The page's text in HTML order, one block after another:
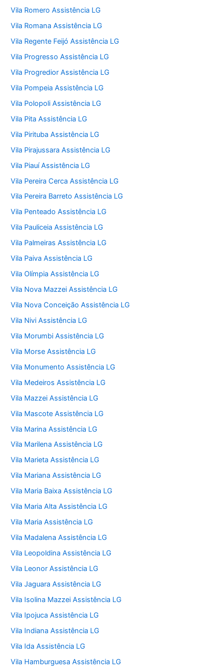
Vila Romero Assistência LG
Vila Romana Assistência LG
Vila Regente Feijó Assistência LG
Vila Progresso Assistência LG
Vila Progredior Assistência LG
Vila Pompeia Assistência LG
Vila Polopoli Assistência LG
Vila Pita Assistência LG
Vila Pirituba Assistência LG
Vila Pirajussara Assistência LG
Vila Piauí Assistência LG
Vila Pereira Cerca Assistência LG
Vila Pereira Barreto Assistência LG
Vila Penteado Assistência LG
Vila Pauliceia Assistência LG
Vila Palmeiras Assistência LG
Vila Paiva Assistência LG
Vila Olímpia Assistência LG
Vila Nova Mazzei Assistência LG
Vila Nova Conceição Assistência LG
Vila Nivi Assistência LG
Vila Morumbi Assistência LG
Vila Morse Assistência LG
Vila Monumento Assistência LG
Vila Medeiros Assistência LG
Vila Mazzei Assistência LG
Vila Mascote Assistência LG
Vila Marina Assistência LG
Vila Marilena Assistência LG
Vila Marieta Assistência LG
Vila Mariana Assistência LG
Vila Maria Baixa Assistência LG
Vila Maria Alta Assistência LG
Vila Maria Assistência LG
Vila Madalena Assistência LG
Vila Leopoldina Assistência LG
Vila Leonor Assistência LG
Vila Jaguara Assistência LG
Vila Isolina Mazzei Assistência LG
Vila Ipojuca Assistência LG
Vila Indiana Assistência LG
Vila Ida Assistência LG
Vila Hamburguesa Assistência LG